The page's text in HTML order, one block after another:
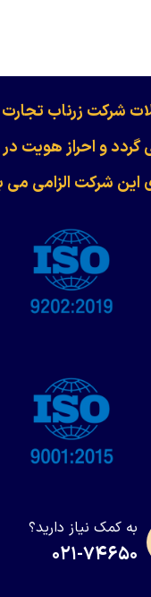
شرکت زرناب
و احراز هویت در
این شرکت الزامی می
به کمک نیاز دارید؟
۰۲۱-۷۴۶۵۰